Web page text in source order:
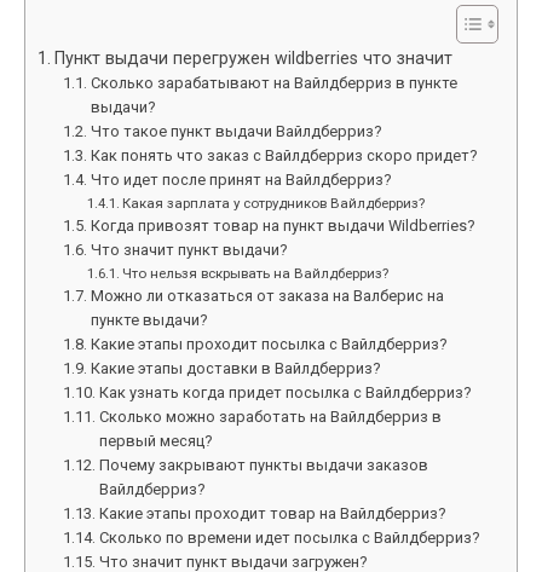
Пункт выдачи перегружен wildberries что значит
Сколько зарабатывают на Вайлдберриз в пункте
выдачи?
Что такое пункт выдачи Вайлдберриз?
Как понять что заказ с Вайлдберриз скоро придет?
Что идет после принят на Вайлдберриз?
Какая зарплата у сотрудников Вайлдберриз?
Когда привозят товар на пункт выдачи Wildberries?
Что значит пункт выдачи?
Что нельзя вскрывать на Вайлдберриз?
Можно ли отказаться от заказа на Валберис на
пункте выдачи?
Какие этапы проходит посылка с Вайлдберриз?
Какие этапы доставки в Вайлдберриз?
Как узнать когда придет посылка с Вайлдберриз?
Сколько можно заработать на Вайлдберриз в
первый месяц?
Почему закрывают пункты выдачи заказов
Вайлдберриз?
Какие этапы проходит товар на Вайлдберриз?
Сколько по времени идет посылка с Вайлдберриз?
Что значит пункт выдачи загружен?